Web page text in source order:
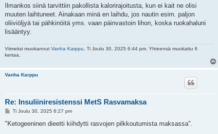
Ilmankos siinä tarvittiin pakollista kalorirajoitusta, kun ei kait ne olisi
muuten laihtuneet. Ainakaan minä en laihdu, jos nautin esim. paljon
oliiviöljyä tai pähkinöitä yms. vaan päinvastoin lihon, koska ruokahaluni
lisääntyy.
Viimeksi muokannut Vanha Karppu , Ti Joulu 30, 2025 6:44 pm. Yhteensä muokattu 6
kertaa.
Vanha Karppu
Re: Insuliiniresistenssi MetS Rasvamaksa
V
e
Ti Joulu 30, 2025 6:27 pm
"Ketogeeninen dieetti kiihdytti rasvojen pilkkoutumista maksassa".